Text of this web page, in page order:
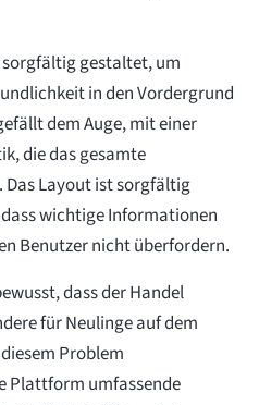
gestaltet, um
in den Vordergrund
dem Auge, mit einer
die das gesamte
Das Layout ist sorgfältig
wichtige Informationen
Benutzer nicht überfordern.
dass der Handel
für Neulinge auf dem
Problem
Plattform umfassende